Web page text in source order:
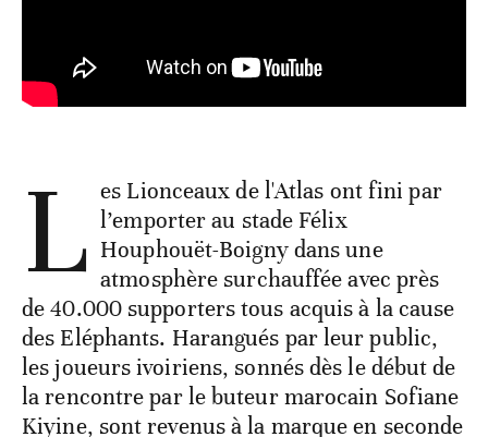
L es Lionceaux de l'Atlas ont fini par
l’emporter au stade Félix
Houphouët-Boigny dans une
atmosphère surchauffée avec près
de 40.000 supporters tous acquis à la cause
des Eléphants. Harangués par leur public,
les joueurs ivoiriens, sonnés dès le début de
la rencontre par le buteur marocain Sofiane
Kiyine, sont revenus à la marque en seconde